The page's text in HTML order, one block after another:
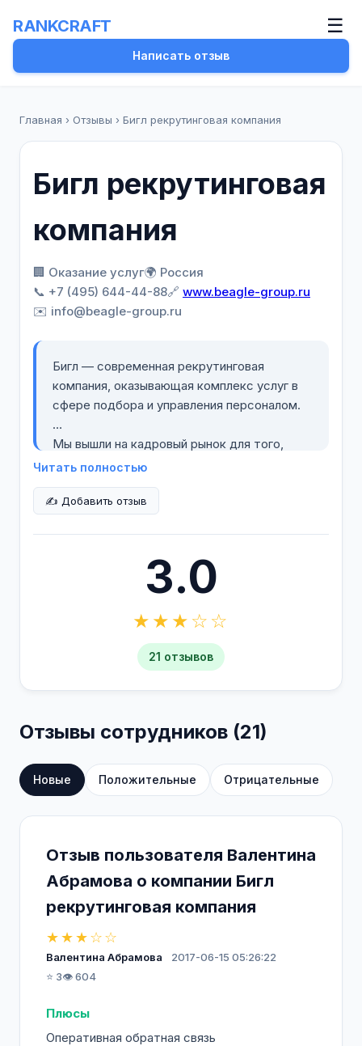
RANKCRAFT ☰
Написать отзыв
Главная › Отзывы › Бигл рекрутинговая компания
Бигл рекрутинговая
компания
🏢 Оказание услуг🌍 Россия
📞 +7 (495) 644-44-88🔗 www.beagle-group.ru
✉️ info@beagle-group.ru
Бигл — современная рекрутинговая
компания, оказывающая комплекс услуг в
сфере подбора и управления персоналом.
Мы вышли на кадровый рынок для того,
чтобы первыми разрабатывать и внедрять
инструменты прорыва. Сегодня это
В основе нашей стратегии лежит
стремление превосходить ожидания. Наши
услуги, технологии и профессиональный
распространенных в отрасли стандартов.
бескрайни.
Мы используем уникальную
информационную систему и технологии,
которые являются новаторскими не только
Развитие сильной региональной сети от
стандартами поиска требует решений, не
имеющих аналогов в мировой практике. Мы
готовы их предложить.
Читать полностью
✍️ Добавить отзыв
3.0
★★★☆☆
21 отзывов
Отзывы сотрудников (21)
Новые Положительные Отрицательные
Отзыв пользователя Валентина
Абрамова о компании Бигл
рекрутинговая компания
★★★☆☆
Валентина Абрамова
2017-06-15 05:26:22
⭐ 3👁️ 604
Плюсы
Оперативная обратная связь